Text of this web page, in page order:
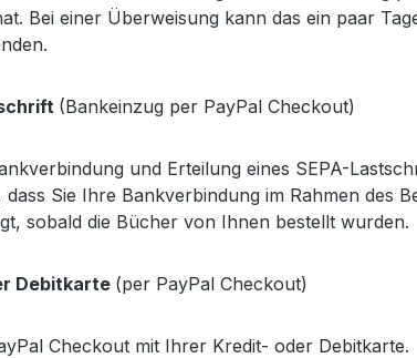
Bei einer Überweisung kann das ein paar
(Bankeinzug per PayPal Checkout)
und Erteilung eines SEPA-
dass Sie Ihre Bankverbindung im Rahmen
sobald die Bücher von Ihnen bestellt wurden.
Debitkarte (per PayPal Checkout)
Checkout mit Ihrer Kredit- oder Debitkarte.